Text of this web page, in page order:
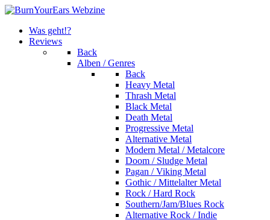
Was geht!?
Reviews
Back
Alben / Genres
Back
Heavy Metal
Thrash Metal
Black Metal
Death Metal
Progressive Metal
Alternative Metal
Modern Metal / Metalcore
Doom / Sludge Metal
Pagan / Viking Metal
Gothic / Mittelalter Metal
Rock / Hard Rock
Southern/Jam/Blues Rock
Alternative Rock / Indie